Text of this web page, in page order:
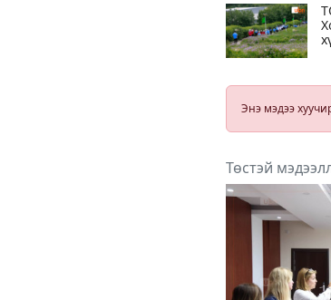
Энэ мэдээ
Төстэй